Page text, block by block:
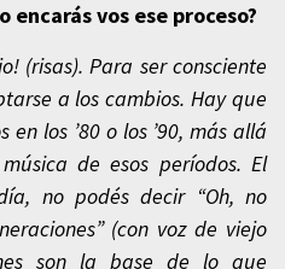
encarás vos ese proceso?
(risas). Para ser consciente
a los cambios. Hay que
los ’80 o los ’90, más allá
de esos períodos. El
no podés decir “Oh, no
(con voz de viejo
son la base de lo que